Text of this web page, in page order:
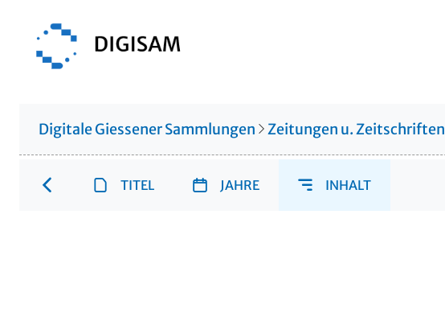
Digitale Giessener Sammlungen Zeitungen u. Zeitschriften
TITEL JAHRE INHALT